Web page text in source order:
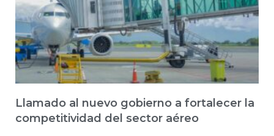
Llamado al nuevo gobierno a fortalecer la
competitividad del sector aéreo